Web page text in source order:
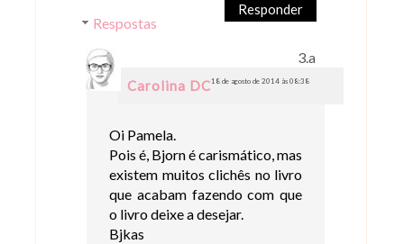
Responder
Respostas
Carolina DC18 de agosto de 2014 às 08:38
Oi Pamela.
Pois é, Bjorn é carismático, mas
existem muitos clichês no livro
que acabam fazendo com que
o livro deixe a desejar.
Bjkas